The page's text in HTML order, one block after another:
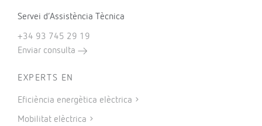
Servei d’Assistència Tècnica
+34 93 745 29 19
Enviar consulta
EXPERTS EN
Eficiència energètica elèctrica
Mobilitat elèctrica